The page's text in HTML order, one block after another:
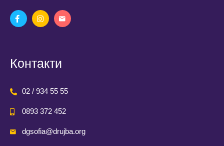
Контакти
02 / 934 55 55
0893 372 452
dgsofia@drujba.org